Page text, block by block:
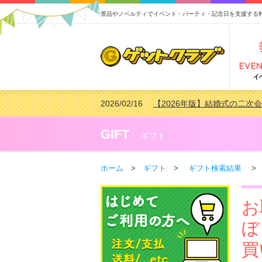
景品やノベルティでイベント・パーティ・記念日を支援する
2026/02/16【2026年版】結婚式の二次
2026/02/03【2026年版】ゴルフコンペ
2026/07/15
2026/04/03【2026年版】ゴルフコンペ
GIFT ギフト
ホーム > ギフト > ギフト検索結果 >